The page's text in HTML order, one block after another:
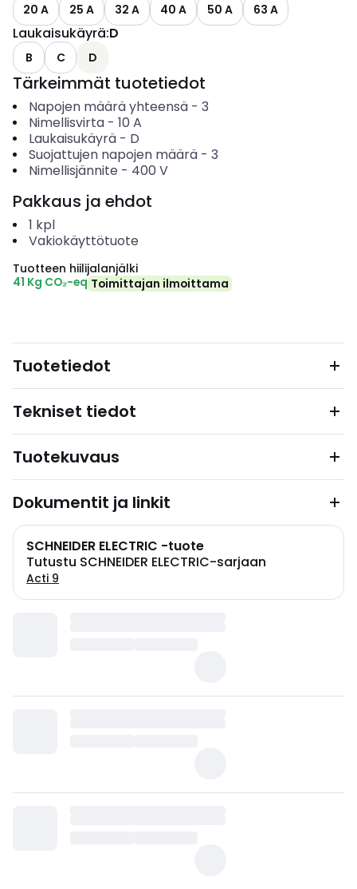
20 A
25 A 32 A 40 A 50 A 63 A
Laukaisukäyrä:D
B C D
Tärkeimmät tuotetiedot
Napojen määrä yhteensä- 3
Nimellisvirta- 10 A
Laukaisukäyrä- D
Suojattujen napojen määrä- 3
Nimellisjännite - 400 V
Pakkaus ja ehdot
1 kpl
Vakiokäyttötuote
Tuotteen hiilijalanjälki
41 Kg CO₂-eq Toimittajan ilmoittama
Tuotetiedot
Tekniset tiedot
Tuotekuvaus
Dokumentit ja linkit
SCHNEIDER ELECTRIC -tuote
Tutustu SCHNEIDER ELECTRIC-sarjaan
Acti 9